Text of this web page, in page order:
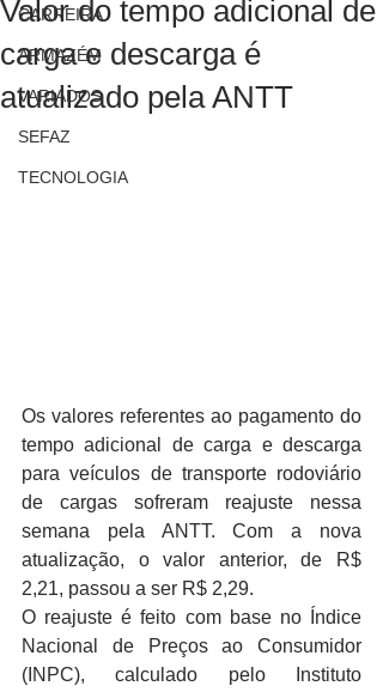
CARREIRA
ARMAZÉM
VARIADOS
SEFAZ
TECNOLOGIA
Valor do tempo adicional de
carga e descarga é
atualizado pela ANTT
Os valores referentes ao pagamento do
tempo adicional de carga e descarga
para veículos de transporte rodoviário
de cargas sofreram reajuste nessa
semana pela ANTT. Com a nova
atualização, o valor anterior, de R$
2,21, passou a ser R$ 2,29.
O reajuste é feito com base no Índice
Nacional de Preços ao Consumidor
(INPC), calculado pelo Instituto